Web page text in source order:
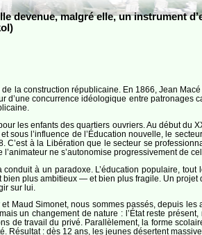
devenue, malgré elle, un instrument
la construction républicaine. En 1866, Jean
d’une concurrence idéologique entre
les enfants des quartiers ouvriers. Au début du
sous l’influence de l’Éducation nouvelle, le
C’est à la Libération que le secteur se
ne s’autonomise progressivement de
conduit à un paradoxe. L’éducation populaire, tout
plus ambitieux — et bien plus fragile. Un projet
sur lui.
Maud Simonet, nous sommes passés, depuis les
un changement de nature : l’État reste
de travail du privé. Parallèlement, la forme
: dès 12 ans, les jeunes désertent